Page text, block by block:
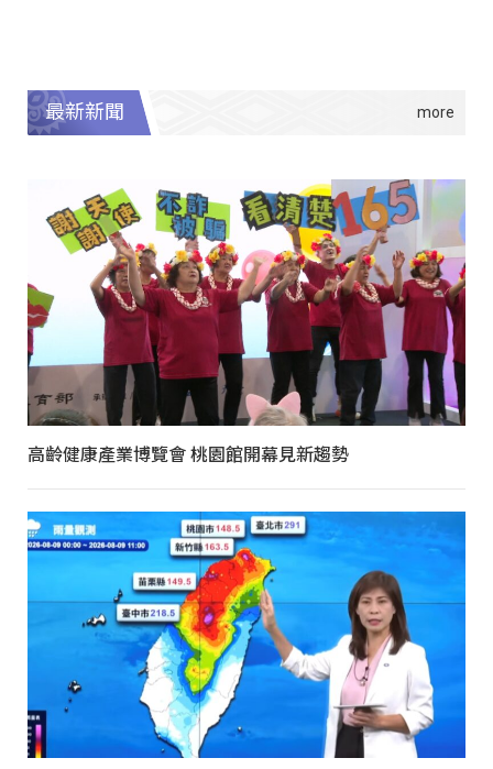
最新新聞
高齡健康產業博覽會 桃園館開幕見新趨勢